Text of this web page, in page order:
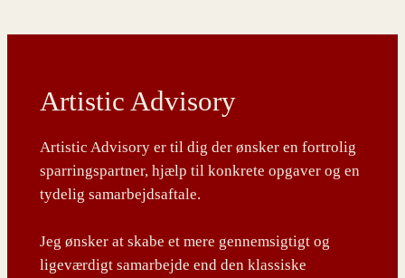
Artistic Advisory
Artistic Advisory er til dig der ønsker en fortrolig
sparringspartner, hjælp til konkrete opgaver og en
tydelig samarbejdsaftale.
Jeg ønsker at skabe et mere gennemsigtigt og
ligeværdigt samarbejde end den klassiske